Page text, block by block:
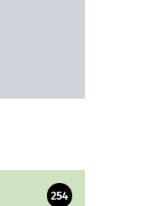
254